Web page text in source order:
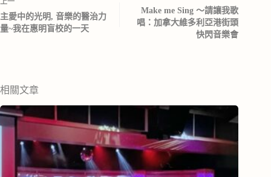
上一
主愛中的光明, 音樂的醫治力
量~我在惠明盲校的一天
Make me Sing ～請讓我歌
唱：加拿大維多利亞港街頭
快閃音樂會
相關文章